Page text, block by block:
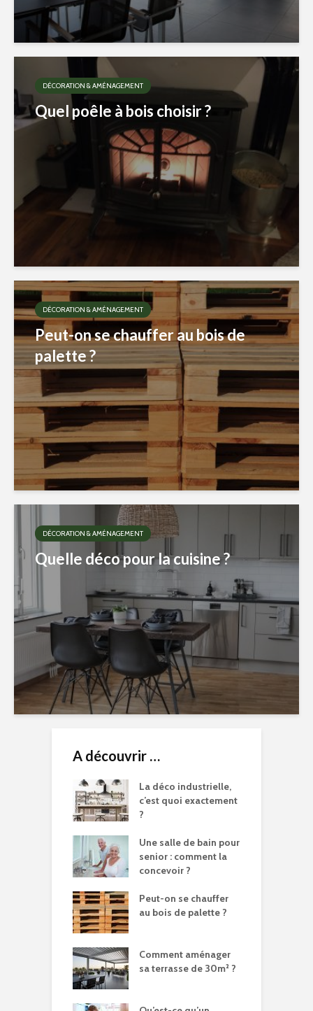
DÉCORATION & AMÉNAGEMENT
Quel poêle à bois choisir ?
DÉCORATION & AMÉNAGEMENT
Peut-on se chauffer au bois de
palette ?
DÉCORATION & AMÉNAGEMENT
Quelle déco pour la cuisine ?
A découvrir …
La déco industrielle,
c’est quoi exactement
?
Une salle de bain pour
senior : comment la
concevoir ?
Peut-on se chauffer
au bois de palette ?
Comment aménager
sa terrasse de 30m² ?